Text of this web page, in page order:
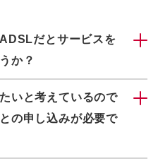
だとサービスを
か？
いと考えているので
の申し込みが必要で